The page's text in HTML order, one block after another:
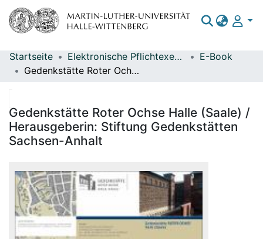
Bereiche & Sammlungen
Statistiken
Startseite Elektronische Pflichtexemplare
E-Book
Gedenkstätte Roter Ochse Halle (Saale) / Herausgeberin: Stiftung Gedenkstätten Sachsen-Anhalt
Gedenkstätte Roter Ochse Halle (Saale) /
Herausgeberin: Stiftung Gedenkstätten
Sachsen-Anhalt